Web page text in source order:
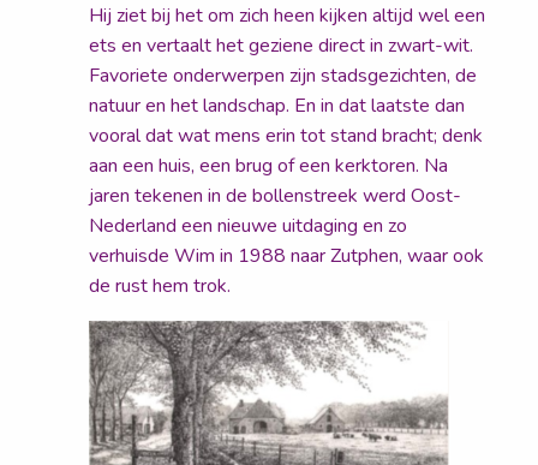
Hij ziet bij het om zich heen kijken altijd wel een
ets en vertaalt het geziene direct in zwart-wit.
Favoriete onderwerpen zijn stadsgezichten, de
natuur en het landschap. En in dat laatste dan
vooral dat wat mens erin tot stand bracht; denk
aan een huis, een brug of een kerktoren. Na
jaren tekenen in de bollenstreek werd Oost-
Nederland een nieuwe uitdaging en zo
verhuisde Wim in 1988 naar Zutphen, waar ook
de rust hem trok.